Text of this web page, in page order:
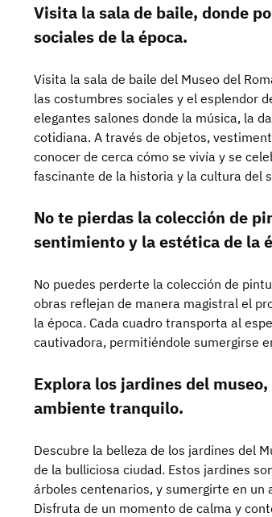
Visita la sala de baile, donde
sociales de la época.
Visita la sala de baile del Museo del
las costumbres sociales y el esplendor
elegantes salones donde la música, la
cotidiana. A través de objetos,
conocer de cerca cómo se vivía y se
fascinante de la historia y la cultura del
No te pierdas la colección de
sentimiento y la estética de la
No puedes perderte la colección de
obras reflejan de manera magistral el
la época. Cada cuadro transporta al
cautivadora, permitiéndole sumergirse
Explora los jardines del
ambiente tranquilo.
Descubre la belleza de los jardines del
de la bulliciosa ciudad. Estos jardines
árboles centenarios, y sumergirte en
Disfruta de un momento de calma y